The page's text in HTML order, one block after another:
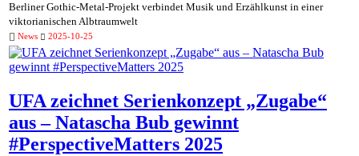
Berliner Gothic-Metal-Projekt verbindet Musik und Erzählkunst in einer
viktorianischen Albtraumwelt
News 2025-10-25
UFA zeichnet Serienkonzept „Zugabe“
aus – Natascha Bub gewinnt
#PerspectiveMatters 2025